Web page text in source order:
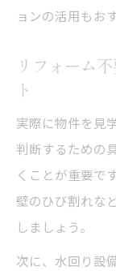
ョンの活用もお
リフォーム
ト
実際に物件を見
判断するための
くことが重要で
壁のひび割れな
しましょう。
次に、水回り設